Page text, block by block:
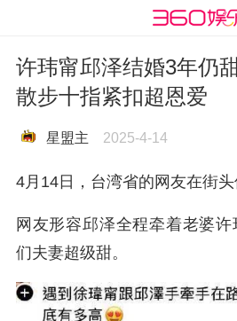
许玮甯邱泽结婚3年仍
散步十指紧扣超恩爱
星盟主 2025-4-14
4月14日，台湾省的网友在街头
网友形容邱泽全程牵着老婆
们夫妻超级甜。